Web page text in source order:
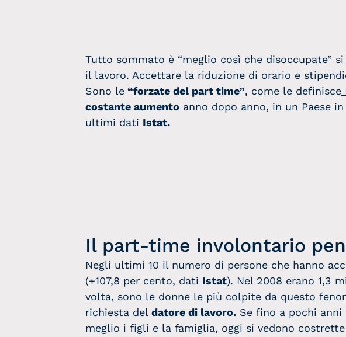
Tutto sommato è “meglio così che disoccupate”
il lavoro. Accettare la riduzione di orario e
Sono le “forzate del part time”, come le definisce
costante aumento anno dopo anno, in un Paese
ultimi dati Istat.
Il part-time involontario
Negli ultimi 10 il numero di persone che hanno
(+107,8 per cento, dati Istat). Nel 2008 erano 1,3
volta, sono le donne le più colpite da questo
richiesta del datore di lavoro. Se fino a pochi
meglio i figli e la famiglia, oggi si vedono